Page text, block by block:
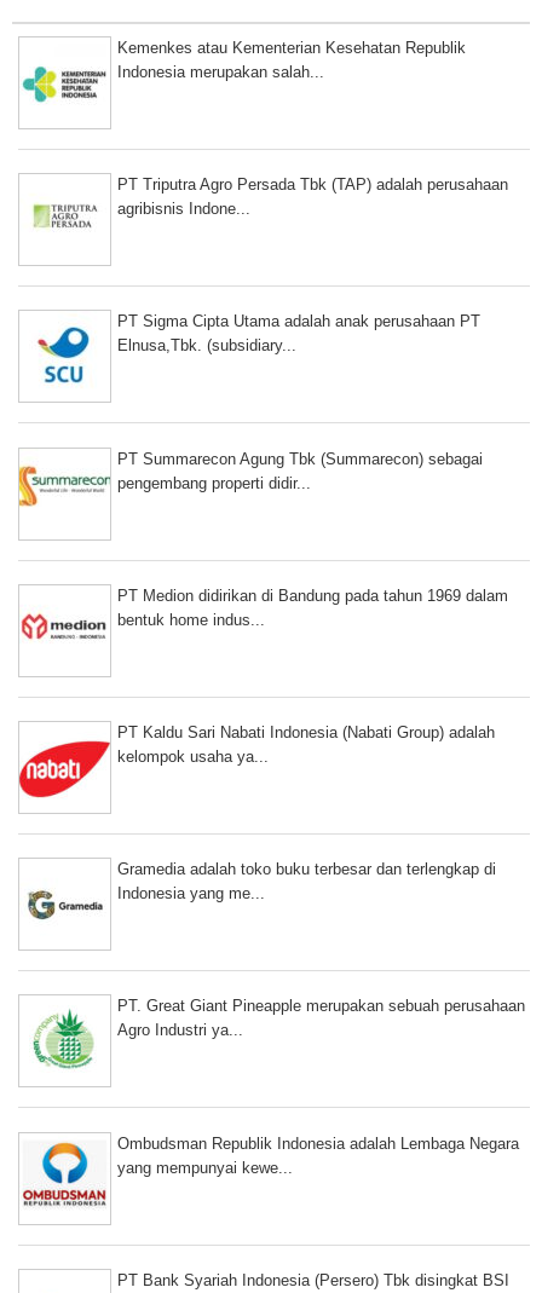
Kemenkes atau Kementerian Kesehatan Republik
Indonesia merupakan salah...
PT Triputra Agro Persada Tbk (TAP) adalah perusahaan
agribisnis Indone...
PT Sigma Cipta Utama adalah anak perusahaan PT
Elnusa,Tbk. (subsidiary...
PT Summarecon Agung Tbk (Summarecon) sebagai
pengembang properti didir...
PT Medion didirikan di Bandung pada tahun 1969 dalam
bentuk home indus...
PT Kaldu Sari Nabati Indonesia (Nabati Group) adalah
kelompok usaha ya...
Gramedia adalah toko buku terbesar dan terlengkap di
Indonesia yang me...
PT. Great Giant Pineapple merupakan sebuah perusahaan
Agro Industri ya...
Ombudsman Republik Indonesia adalah Lembaga Negara
yang mempunyai kewe...
PT Bank Syariah Indonesia (Persero) Tbk disingkat BSI